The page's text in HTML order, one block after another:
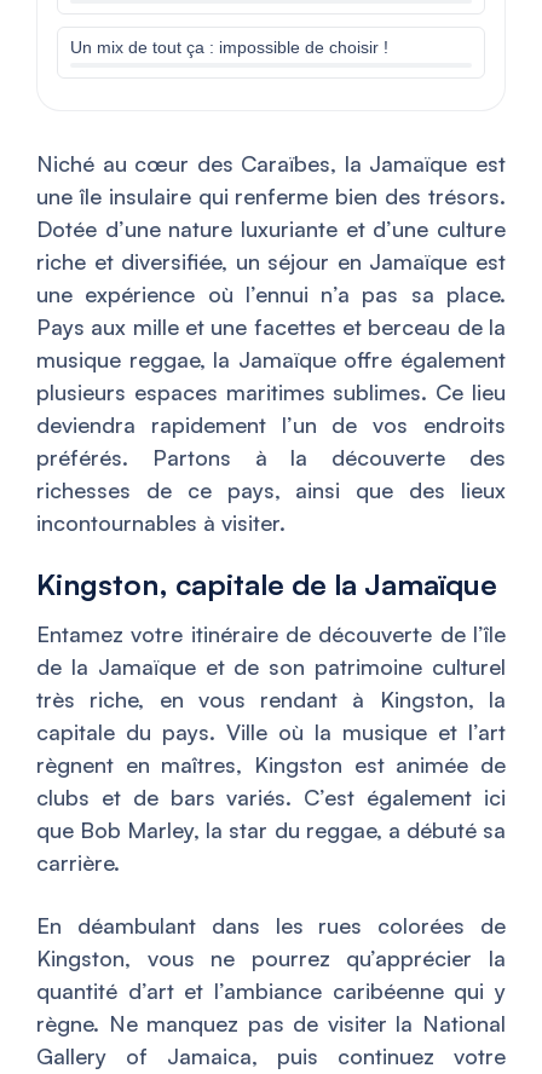
Un mix de tout ça : impossible de choisir !
Niché au cœur des Caraïbes, la Jamaïque est
une île insulaire qui renferme bien des trésors.
Dotée d’une nature luxuriante et d’une culture
riche et diversifiée, un séjour en Jamaïque est
une expérience où l’ennui n’a pas sa place.
Pays aux mille et une facettes et berceau de la
musique reggae, la Jamaïque offre également
plusieurs espaces maritimes sublimes. Ce lieu
deviendra rapidement l’un de vos endroits
préférés. Partons à la découverte des
richesses de ce pays, ainsi que des lieux
incontournables à visiter.
Kingston, capitale de la Jamaïque
Entamez votre itinéraire de découverte de l’île
de la Jamaïque et de son patrimoine culturel
très riche, en vous rendant à Kingston, la
capitale du pays. Ville où la musique et l’art
règnent en maîtres, Kingston est animée de
clubs et de bars variés. C’est également ici
que Bob Marley, la star du reggae, a débuté sa
carrière.
En déambulant dans les rues colorées de
Kingston, vous ne pourrez qu’apprécier la
quantité d’art et l’ambiance caribéenne qui y
règne. Ne manquez pas de visiter la National
Gallery of Jamaica, puis continuez votre